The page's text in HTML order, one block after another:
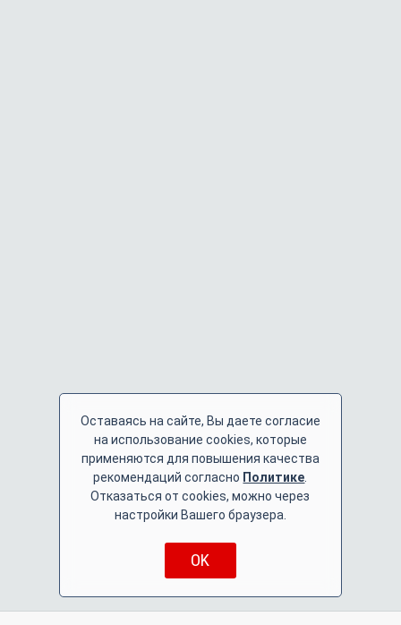
Оставаясь на сайте, Вы даете согласие
на использование cookies, которые
применяются для повышения качества
рекомендаций согласно Политике
Отказаться от cookies, можно через
настройки Вашего браузера.
OK